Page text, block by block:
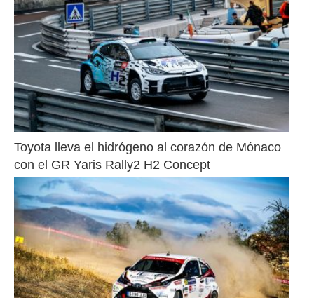
Toyota lleva el hidrógeno al corazón de Mónaco
con el GR Yaris Rally2 H2 Concept